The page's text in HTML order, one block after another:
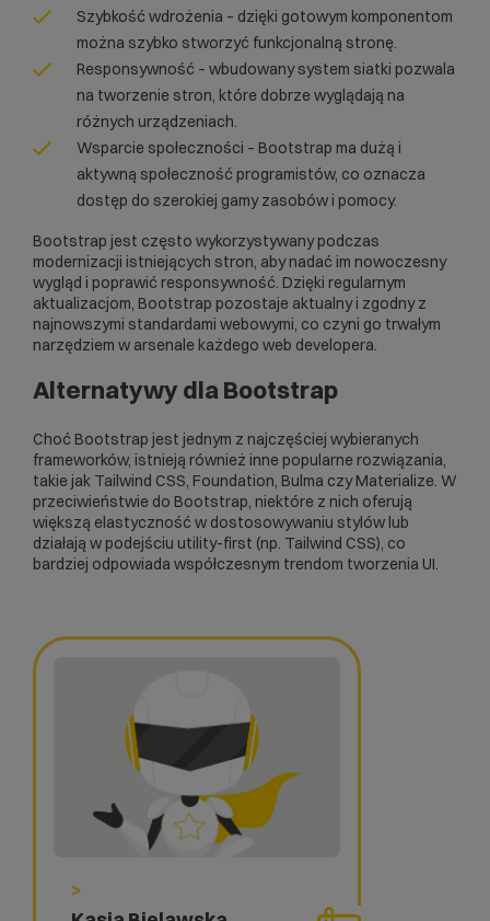
>
Szybkość wdrożenia – dzięki gotowym komponentom
można szybko stworzyć funkcjonalną stronę.
Responsywność – wbudowany system siatki pozwala
na tworzenie stron, które dobrze wyglądają na
różnych urządzeniach.
Wsparcie społeczności – Bootstrap ma dużą i
aktywną społeczność programistów, co oznacza
dostęp do szerokiej gamy zasobów i pomocy.
Bootstrap jest często wykorzystywany podczas
modernizacji istniejących stron, aby nadać im nowoczesny
wygląd i poprawić responsywność. Dzięki regularnym
aktualizacjom, Bootstrap pozostaje aktualny i zgodny z
najnowszymi standardami webowymi, co czyni go trwałym
narzędziem w arsenale każdego web developera.
Alternatywy dla Bootstrap
Choć Bootstrap jest jednym z najczęściej wybieranych
frameworków, istnieją również inne popularne rozwiązania,
takie jak Tailwind CSS, Foundation, Bulma czy Materialize. W
przeciwieństwie do Bootstrap, niektóre z nich oferują
większą elastyczność w dostosowywaniu stylów lub
działają w podejściu utility-first (np. Tailwind CSS), co
bardziej odpowiada współczesnym trendom tworzenia UI.